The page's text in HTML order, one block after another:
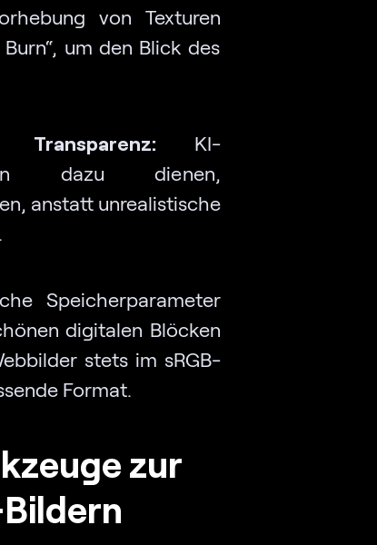
von Texturen
um den Blick des
KI-
dazu dienen,
anstatt unrealistische
Speicherparameter
digitalen Blöcken
stets im sRGB-
Format.
zur